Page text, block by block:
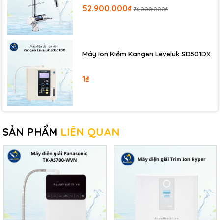
*Thời gian chỉ mang tính chất tham khảo, tuỳ vào số
lượng người dùng và thời gian dùng của bạn
52.900.000₫ 76.000.000₫
Máy Ion Kiềm Kangen Leveluk SD501DX
1₫
SẢN PHẨM LIÊN QUAN